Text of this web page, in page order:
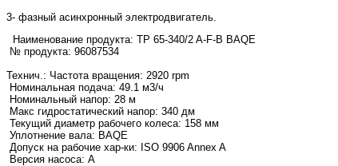
3- фазный асинхронный электродвигатель.
Наименование продукта: TP 65-340/2 A-F-B BAQE
№ продукта: 96087534
Технич.: Частота вращения: 2920 rpm
Номинальная подача: 49.1 м3/ч
Номинальный напор: 28 м
Макс гидростатический напор: 340 дм
Текущий диаметр рабочего колеса: 158 мм
Уплотнение вала: BAQE
Допуск на рабочие хар-ки: ISO 9906 Annex A
Версия насоса: A